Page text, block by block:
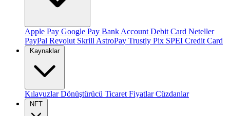
Apple Pay Google Pay Bank Account Debit Card Neteller
PayPal Revolut Skrill AstroPay Trustly Pix SPEI Credit Card
Kaynaklar
KılavuzlarDönüştürücü Ticaret FiyatlarCüzdanlar
NFT